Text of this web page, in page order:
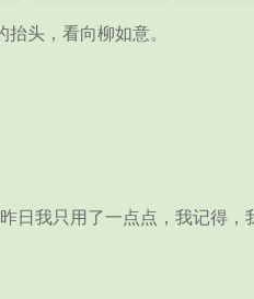
头，看向柳如意。
我只用了一点点，我记得，